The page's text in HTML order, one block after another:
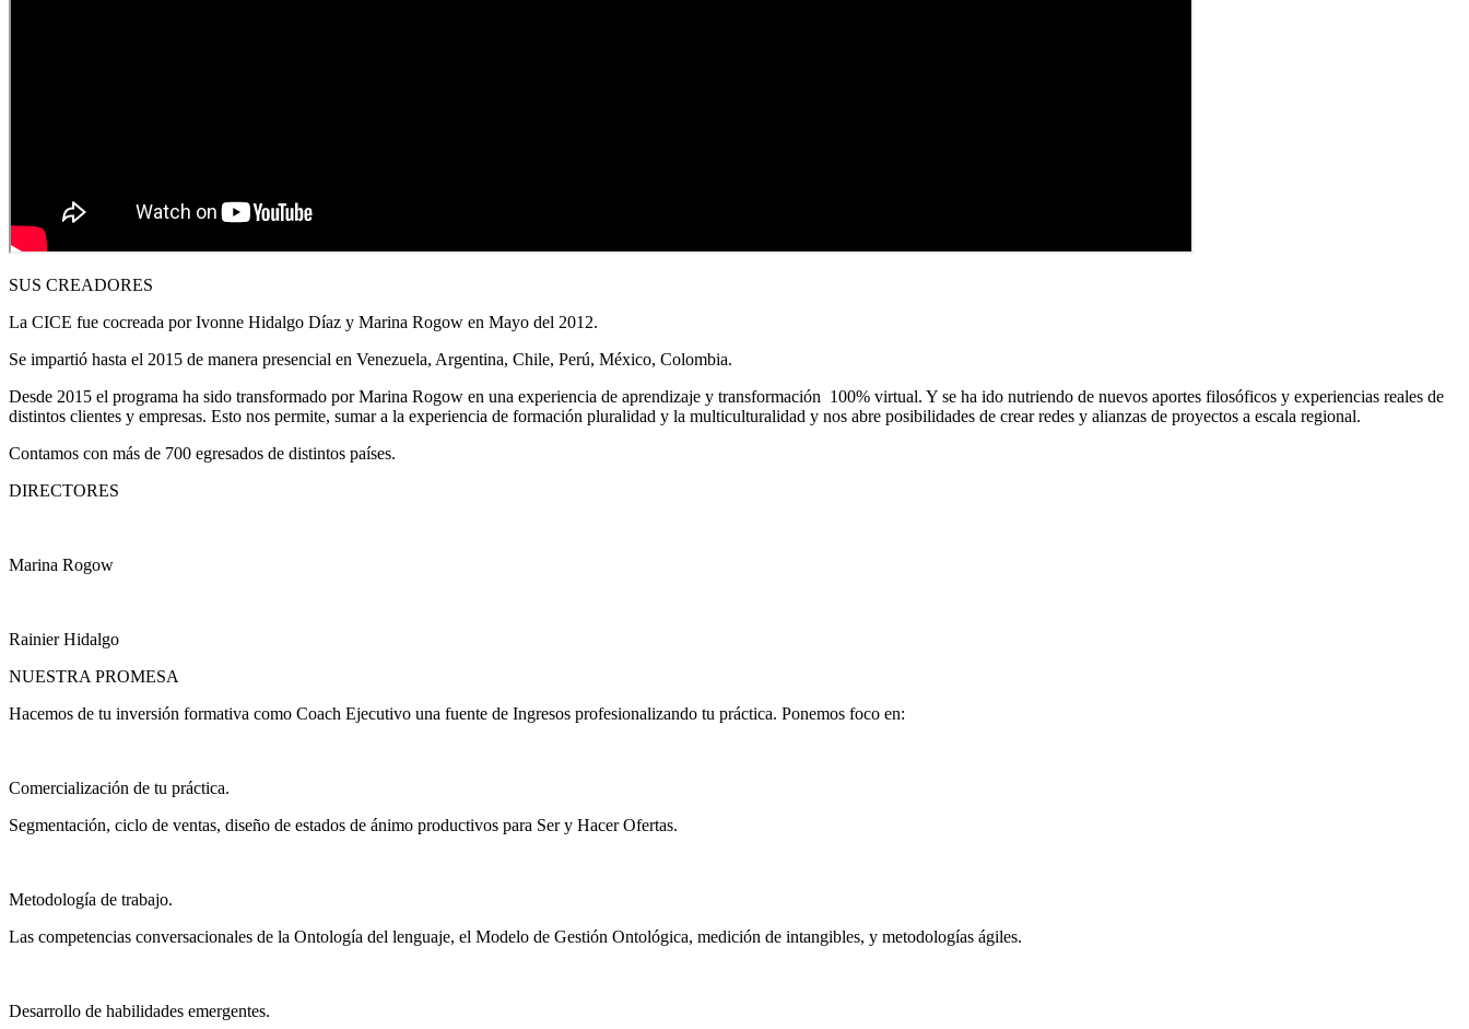
SUS CREADORES
La CICE fue cocreada por Ivonne Hidalgo Díaz y Marina Rogow en Mayo del 2012.
Se impartió hasta el 2015 de manera presencial en Venezuela, Argentina, Chile, Perú, México, Colombia.
Desde 2015 el programa ha sido transformado por Marina Rogow en una experiencia de aprendizaje y transformación 100% virtual. Y se ha ido nutriendo de nuevos aportes filosóficos y experiencias reales de
distintos clientes y empresas. Esto nos permite, sumar a la experiencia de formación pluralidad y la multiculturalidad y nos abre posibilidades de crear redes y alianzas de proyectos a escala regional.
Contamos con más de 700 egresados de distintos países.
DIRECTORES
Marina Rogow
Rainier Hidalgo
NUESTRA PROMESA
Hacemos de tu inversión formativa como Coach Ejecutivo una fuente de Ingresos profesionalizando tu práctica. Ponemos foco en:
Comercialización de tu práctica.
Segmentación, ciclo de ventas, diseño de estados de ánimo productivos para Ser y Hacer Ofertas.
Metodología de trabajo.
Las competencias conversacionales de la Ontología del lenguaje, el Modelo de Gestión Ontológica, medición de intangibles, y metodologías ágiles.
Desarrollo de habilidades emergentes.